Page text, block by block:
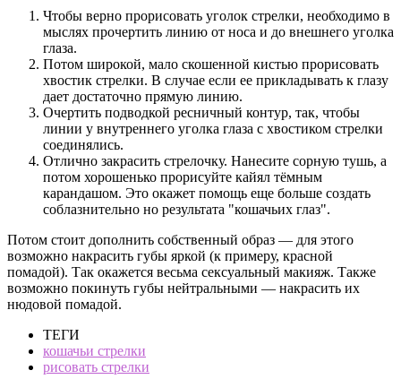
Чтобы верно прорисовать уголок стрелки, необходимо в
мыслях прочертить линию от носа и до внешнего уголка
глаза.
Потом широкой, мало скошенной кистью прорисовать
хвостик стрелки. В случае если ее прикладывать к глазу
дает достаточно прямую линию.
Очертить подводкой ресничный контур, так, чтобы
линии у внутреннего уголка глаза с хвостиком стрелки
соединялись.
Отлично закрасить стрелочку. Нанесите сорную тушь, а
потом хорошенько прорисуйте кайял тёмным
карандашом. Это окажет помощь еще больше создать
соблазнительно но результата "кошачьих глаз".
Потом стоит дополнить собственный образ — для этого
возможно накрасить губы яркой (к примеру, красной
помадой). Так окажется весьма сексуальный макияж. Также
возможно покинуть губы нейтральными — накрасить их
нюдовой помадой.
ТЕГИ
кошачьи стрелки
рисовать стрелки